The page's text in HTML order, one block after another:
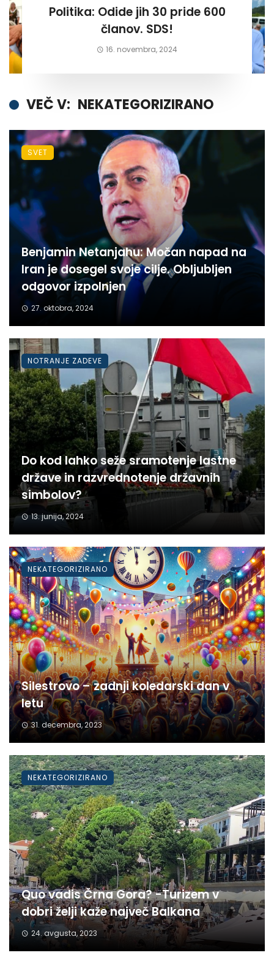
Politika: Odide jih 30 pride 600
članov. SDS!
16. novembra, 2024
VEČ V: NEKATEGORIZIRANO
Benjamin Netanjahu: Močan napad na
Iran je dosegel svoje cilje. Obljubljen
odgovor izpolnjen
27. oktobra, 2024
SVET
Do kod lahko seže sramotenje lastne
države in razvrednotenje državnih
simbolov?
13. junija, 2024
NOTRANJE ZADEVE
Silestrovo – zadnji koledarski dan v
letu
31. decembra, 2023
NEKATEGORIZIRANO
Quo vadis Črna Gora? -Turizem v
dobri želji kaže največ Balkana
24. avgusta, 2023
NEKATEGORIZIRANO